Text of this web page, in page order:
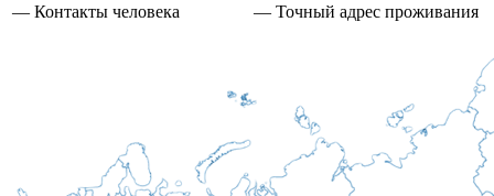
— Контакты человека
— Точный адрес проживания